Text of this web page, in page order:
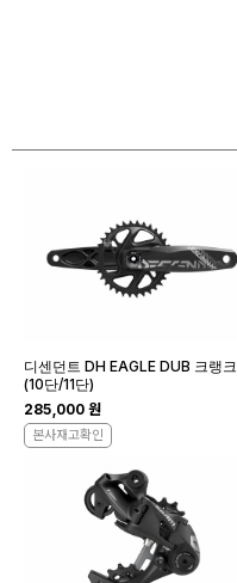
디센던트 DH EAGLE DUB 크랭크
(10단/11단)
285,000 원
본사재고확인